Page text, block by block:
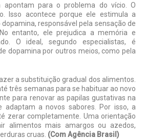
apontam para o problema do vício. O
Isso acontece porque ele estimula a
responsável pela sensação de
entanto, ele prejudica a memória e
O ideal, segundo especialistas, é
dopamina por outros meios, como pela
a substituição gradual dos alimentos.
três semanas para se habituar ao novo
para renovar as papilas gustativas na
adaptam a novos sabores. Por isso, a
zerar completamente. Uma orientação
alimentos mais amargos ou azedos,
cruas. (Com Agência Brasil)